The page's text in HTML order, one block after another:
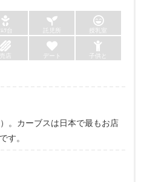
ﾑﾂ台 託児所 授乳室
売店 デート 子供と
。カーブスは日本で最もお店
す。